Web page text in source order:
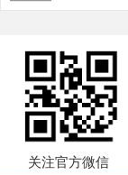
关注官方微信